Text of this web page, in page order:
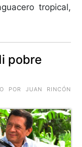
tropical,
pobre
POR JUAN RINCÓN